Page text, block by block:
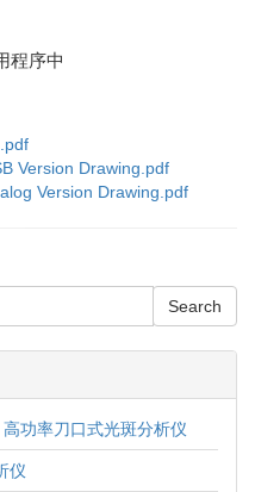
程序中
Version Drawing.pdf
Version Drawing.pdf
功率刀口式光斑分析仪
仪